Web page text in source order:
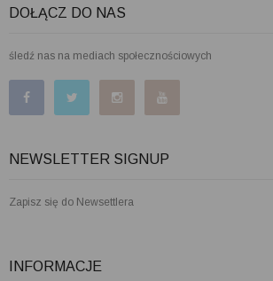
DOŁĄCZ DO NAS
śledź nas na mediach społecznościowych
NEWSLETTER SIGNUP
Zapisz się do Newsettlera
INFORMACJE